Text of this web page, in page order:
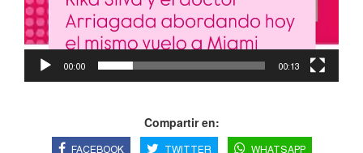
00:00 00:13
Compartir en:
FACEBOOK TWITTER WHATSAPP